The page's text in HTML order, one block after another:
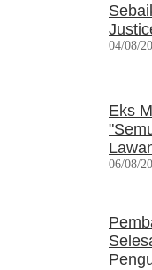
06/08/
206
06/08/
KPK
04/08/
Eks
06/08/